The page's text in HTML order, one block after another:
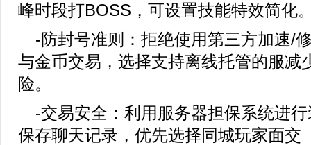
峰时段打BOSS，可设置技能特效简化
-防封号准则：拒绝使用第三方加速/
与金币交易，选择支持离线托管的服减
险。
-交易安全：利用服务器担保系统进
保存聊天记录，优先选择同城玩家面交